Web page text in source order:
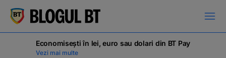
кириллица
Economisești în lei, euro sau dolari din BT Pay
Vezi mai multe